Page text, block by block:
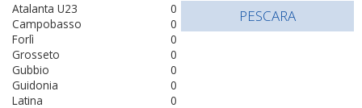
0
Atalanta U23
0
Campobasso
0
Forlì
0
Grosseto
0
Gubbio
0
Guidonia
0
Latina
PESCARA